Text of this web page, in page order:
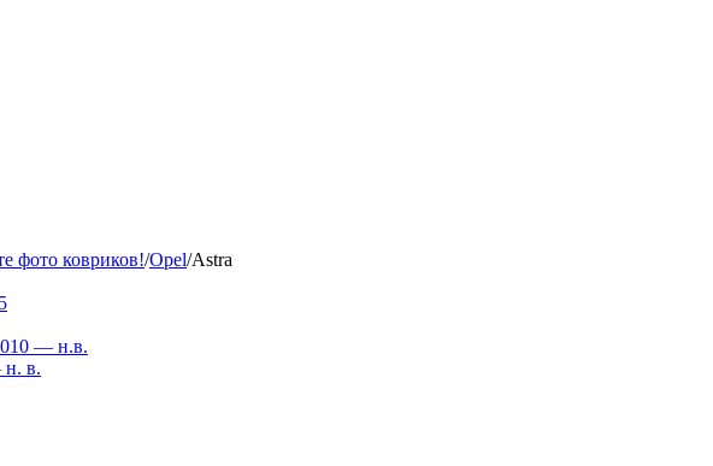
фото ковриков!/Opel/Astra
— н.в.
н. в.